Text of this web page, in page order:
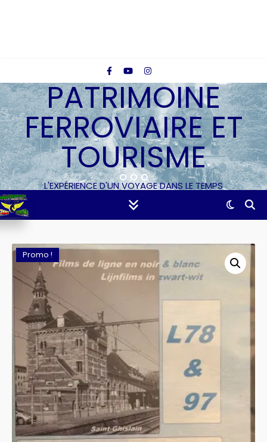
PATRIMOINE
FERROVIAIRE ET
TOURISME
L'EXPÉRIENCE D'UN VOYAGE DANS LE TEMPS
Promo !